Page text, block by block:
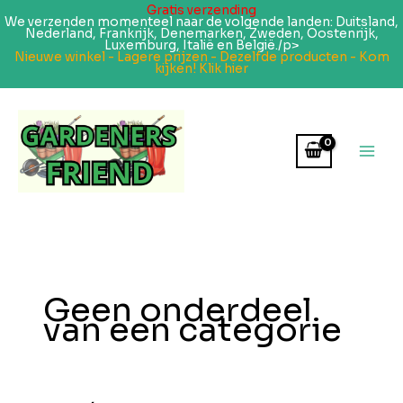
Gratis verzending
We verzenden momenteel naar de volgende landen: Duitsland,
Nederland, Frankrijk, Denemarken, Zweden, Oostenrijk,
Luxemburg, Italië en België./p>
Nieuwe winkel - Lagere prijzen - Dezelfde producten - Kom
kijken! Klik hier
inhoud
Geen onderdeel
van een categorie